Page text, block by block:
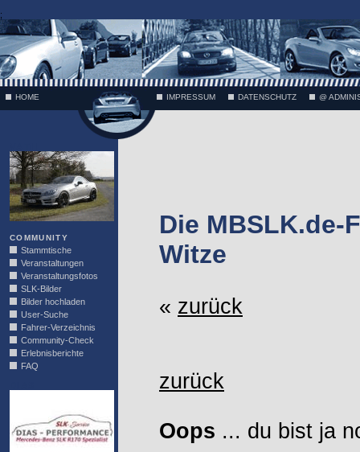
;
HOME IMPRESSUM DATENSCHUTZ @
COMMUNITY
Stammtische
Veranstaltungen
Veranstaltungsfotos
SLK-Bilder
Bilder hochladen
User-Suche
Fahrer-Verzeichnis
Community-Check
Erlebnisberichte
FAQ
Die MBSLK.de-
Witze
« zurück
zurück
Oops ... du bist ja